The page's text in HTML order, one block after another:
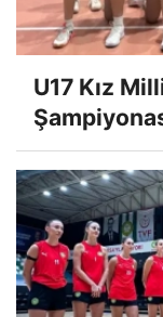
U17 Kız